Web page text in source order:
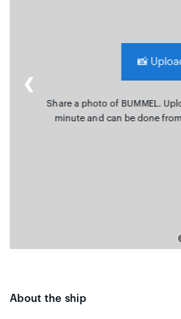
📸
Share a photo of BUMMEL.
minute and can be done
❮
About the ship